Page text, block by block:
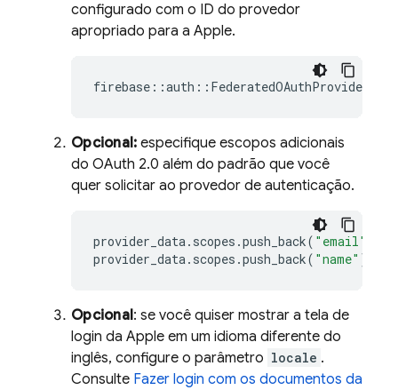
configurado com o ID do provedor
apropriado para a Apple.
firebase ::auth :: FederatedOAuthProviderData
Opcional: especifique escopos adicionais
do OAuth 2.0 além do padrão que você
quer solicitar ao provedor de autenticação.
provider_data. scopes .push_back( "email"
provider_data. scopes .push_back( "name" );
Opcional: se você quiser mostrar a tela de
login da Apple em um idioma diferente do
inglês, configure o parâmetro locale .
Consulte Fazer login com os documentos da